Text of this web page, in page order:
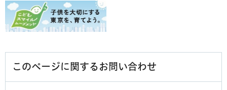
このページに関するお問い合わせ